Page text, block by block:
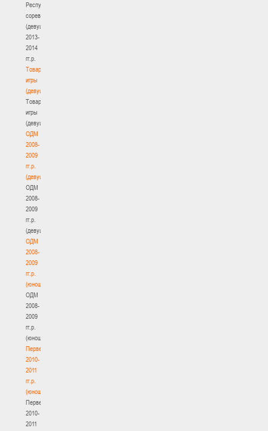
Республиканские
соревнования
(девушки)
2013-
2014
гг.р.
Товарищеские
игры
(девушки)
Товарищеские
игры
(девушки)
ОДМ
2008-
2009
гг.р.
(девушки)
ОДМ
2008-
2009
гг.р.
(девушки)
ОДМ
2008-
2009
гг.р.
(юноши)
ОДМ
2008-
2009
гг.р.
(юноши)
Первенство
2010-
2011
гг.р.
(юноши)
Первенство
2010-
2011